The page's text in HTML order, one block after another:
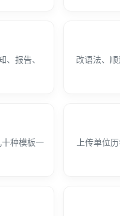
、报告、
改语法、
种模板一
上传单位